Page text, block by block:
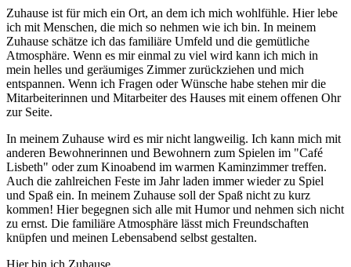
Zuhause ist für mich ein Ort, an dem ich mich wohlfühle. Hier lebe
ich mit Menschen, die mich so nehmen wie ich bin. In meinem
Zuhause schätze ich das familiäre Umfeld und die gemütliche
Atmosphäre. Wenn es mir einmal zu viel wird kann ich mich in
mein helles und geräumiges Zimmer zurückziehen und mich
entspannen. Wenn ich Fragen oder Wünsche habe stehen mir die
Mitarbeiterinnen und Mitarbeiter des Hauses mit einem offenen Ohr
zur Seite.
In meinem Zuhause wird es mir nicht langweilig. Ich kann mich mit
anderen Bewohnerinnen und Bewohnern zum Spielen im "Café
Lisbeth" oder zum Kinoabend im warmen Kaminzimmer treffen.
Auch die zahlreichen Feste im Jahr laden immer wieder zu Spiel
und Spaß ein. In meinem Zuhause soll der Spaß nicht zu kurz
kommen! Hier begegnen sich alle mit Humor und nehmen sich nicht
zu ernst. Die familiäre Atmosphäre lässt mich Freundschaften
knüpfen und meinen Lebensabend selbst gestalten.
Hier bin ich Zuhause.